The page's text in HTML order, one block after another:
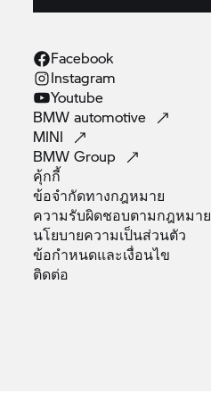
Facebook
Instagram
Youtube
BMWautomotive
MINI
BMWGroup
คุ้กกี้
ข้อจำกัดทางกฎหมาย
ความรับผิดชอบตามกฎหมาย
นโยบายความเป็นส่วนตัว
ข้อกำหนดและเงื่อนไข
ติดต่อ